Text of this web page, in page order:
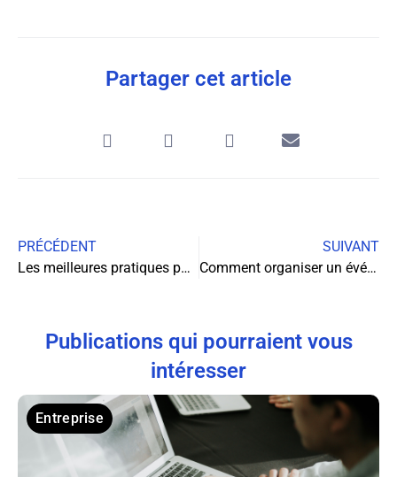
Partager cet article
PRÉCÉDENT
Les meilleures pratiques pour le service client dans l’industrie du CBD
SUIVANT
Comment organiser un événement professionnel réussi ?
Publications qui pourraient vous
intéresser
Entreprise